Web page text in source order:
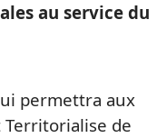
au service du
permettra aux
de